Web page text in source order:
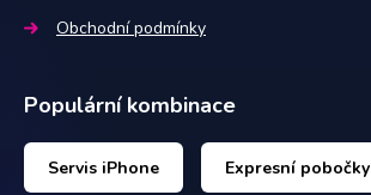
Obchodní podmínky
Populární kombinace
Servis iPhone Expresní pobočky